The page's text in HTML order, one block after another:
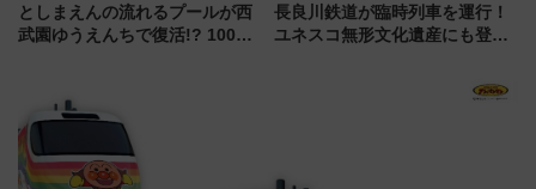
としまえんの流れるプールが西
武園ゆうえんちで復活!? 100周
沢へ遊びに行こう
長良川鉄道が臨時列車を運行！
ユネスコ無形文化遺産にも登録